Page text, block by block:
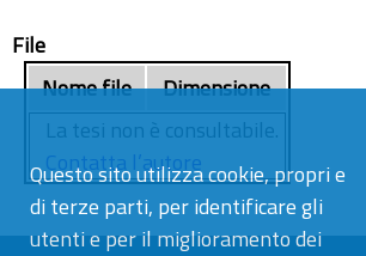
Questo sito utilizza cookie, propri e
di terze parti, per identificare gli
utenti e per il miglioramento dei
being developed to personalise the
and zebrafish has recently been
implementing avatar models.
In this study, patient-derived
embryos (zPDX) has been developed
human tumor fragments taken from
specimens. Experimental data
File
Nome file
Dimensione
La tesi non è consultabile.
Contatta l’autore